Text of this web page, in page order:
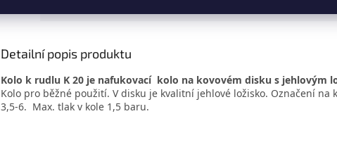
Detailní popis produktu
Kolo k rudlu K 20 je nafukovací kolo na kovovém disku s jehlovým
Kolo pro běžné použití. V disku je kvalitní jehlové ložisko. Označení na
3,5-6. Max. tlak v kole 1,5 baru.